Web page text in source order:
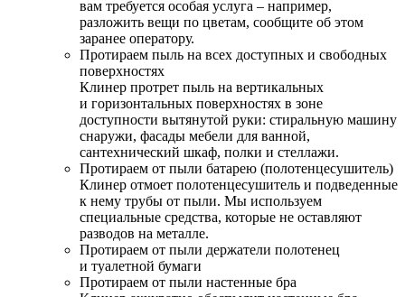
вам требуется особая услуга – например,
разложить вещи по цветам, сообщите об этом
заранее оператору.
Протираем пыль на всех доступных и свободных
поверхностях
Клинер протрет пыль на вертикальных
и горизонтальных поверхностях в зоне
доступности вытянутой руки: стиральную машину
снаружи, фасады мебели для ванной,
сантехнический шкаф, полки и стеллажи.
Протираем от пыли батарею (полотенцесушитель)
Клинер отмоет полотенцесушитель и подведенные
к нему трубы от пыли. Мы используем
специальные средства, которые не оставляют
разводов на металле.
Протираем от пыли держатели полотенец
и туалетной бумаги
Протираем от пыли настенные бра